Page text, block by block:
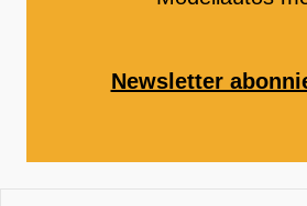
Newsletter